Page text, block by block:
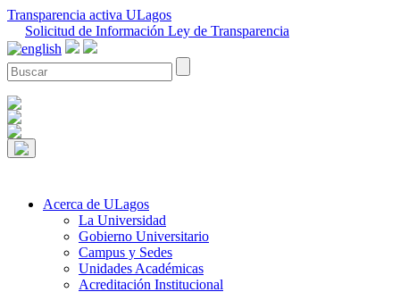
Transparencia activa ULagos
Solicitud de Información Ley de Transparencia
Acerca de ULagos
La Universidad
Gobierno Universitario
Campus y Sedes
Unidades Académicas
Acreditación Institucional